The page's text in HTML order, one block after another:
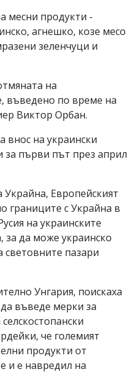
месни продукти -
агнешко, козе месо
зеленчуци и
на
въведено по време на
Виктор Орбан.
внос на украински
за първи път през април
Европейският
границите с Украйна в
на украинските
да може украинско
световните пазари
Унгария, поискаха
въведе мерки за
че големият
продукти от
и е навредил на